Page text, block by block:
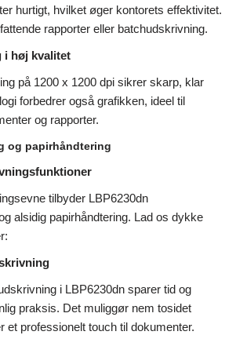
hurtigt, hvilket øger kontorets effektivitet.
rapporter eller batchudskrivning.
i høj kvalitet
på 1200 x 1200 dpi sikrer skarp, klar
forbedrer også grafikken, ideel til
og rapporter.
og papirhåndtering
tilbyder LBP6230dn
alsidig papirhåndtering. Lad os dykke
i LBP6230dn sparer tid og
praksis. Det muliggør nem tosidet
et professionelt touch til dokumenter.